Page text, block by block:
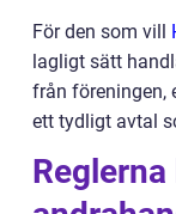
För den som vill
lagligt sätt
från föreningen,
ett tydligt avtal